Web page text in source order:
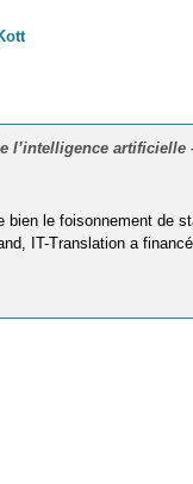
l’intelligence artificielle
le foisonnement de
IT-Translation a